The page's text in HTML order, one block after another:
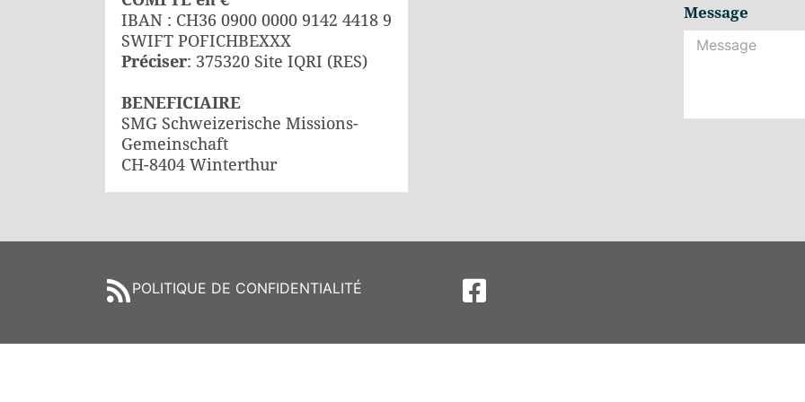
IBAN : CH36 0900 0000 9142 4418 9
SWIFT POFICHBEXXX
Préciser: 375320 Site IQRI (RES)
BENEFICIAIRE
SMG Schweizerische Missions-
Gemeinschaft
CH-8404 Winterthur
Message
POLITIQUE DE CONFIDENTIALITÉ